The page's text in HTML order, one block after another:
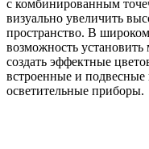
с комбинированным
визуально увеличить
пространство. В
возможность
создать эффектные
встроенные и
осветительные приборы.